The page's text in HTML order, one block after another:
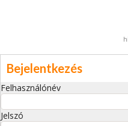
Bejelentkezés
Felhasználónév
Jelszó